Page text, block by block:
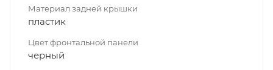
Материал задней крышки
пластик
Цвет фронтальной панели
черный